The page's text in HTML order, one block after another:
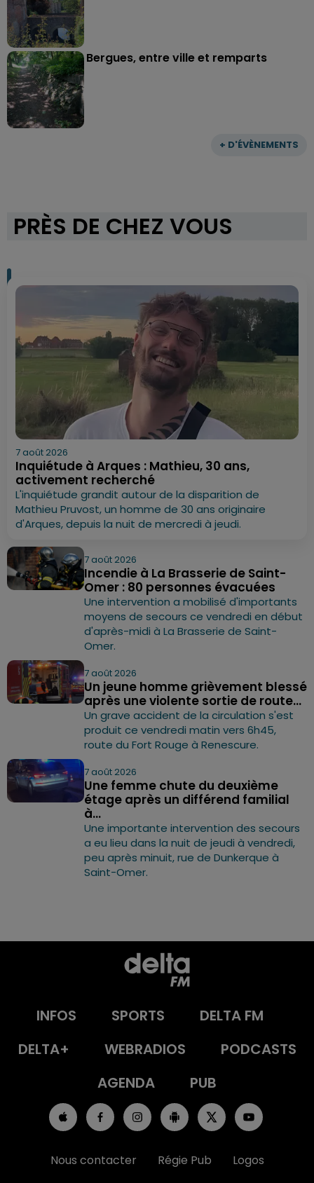
+ D'ÉVÈNEMENTS
Bergues, entre ville et remparts
PRÈS DE CHEZ VOUS
7 août 2026
Inquiétude à Arques : Mathieu, 30 ans,
activement recherché
L'inquiétude grandit autour de la disparition de
Mathieu Pruvost, un homme de 30 ans originaire
d'Arques, depuis la nuit de mercredi à jeudi.
7 août 2026
Incendie à La Brasserie de Saint-
Omer : 80 personnes évacuées
Une intervention a mobilisé d'importants
moyens de secours ce vendredi en début
d'après-midi à La Brasserie de Saint-
Omer.
7 août 2026
Un jeune homme grièvement blessé
après une violente sortie de route...
Un grave accident de la circulation s'est
produit ce vendredi matin vers 6h45,
route du Fort Rouge à Renescure.
7 août 2026
Une femme chute du deuxième
étage après un différend familial
à...
Une importante intervention des secours
a eu lieu dans la nuit de jeudi à vendredi,
peu après minuit, rue de Dunkerque à
Saint-Omer.
INFOS SPORTS
DELTA FM
DELTA+
WEBRADIOS
PODCASTS
AGENDA
PUB
Nous contacter Régie Pub
Logos